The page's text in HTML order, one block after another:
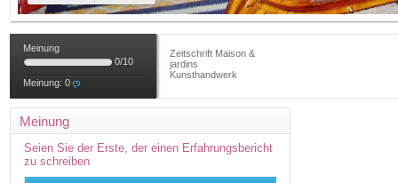
Meinung
0/10
Meinung: 0
Zeitschrift Maison &
jardins
Kunsthandwerk
Meinung
Seien Sie der Erste, der einen Erfahrungsbericht
zu schreiben